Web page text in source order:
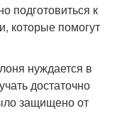
подготовиться к
которые помогут
нуждается в
достаточно
защищено от